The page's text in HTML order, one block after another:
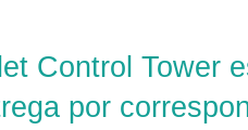
Control Tower
por